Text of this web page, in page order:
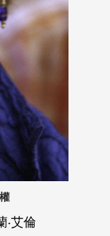
‧艾倫